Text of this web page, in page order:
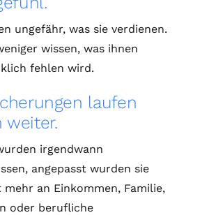
ungefähr, was sie verdienen.
wissen, was ihnen
fehlen wird.
laufen
weiter.
irgendwann
angepasst wurden sie
an Einkommen, Familie,
oder berufliche